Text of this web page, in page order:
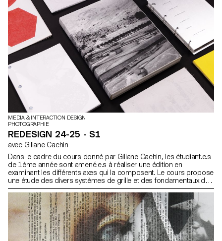
connaître en terme d’impression et de reliure seront passées en
revue à la fin du semestre, de façon à donner vie à l’objet
conceptualisé.
MEDIA & INTERACTION DESIGN
PHOTOGRAPHIE
REDESIGN 24-25 - S1
avec Giliane Cachin
Dans le cadre du cours donné par Giliane Cachin, les étudiant.e.s
de 1ème année sont amené.e.s à réaliser une édition en
examinant les différents axes qui la composent. Le cours propose
une étude des divers systèmes de grille et des fondamentaux de
la micro-typographie. Lors du semestre, les élèves rechercheront
la meilleure manière de structurer et d’agencer le contenu qu’ils
auront choisi (ou qui leur aura été attribué, en fonction des
données du semestre). Quelques règles indispensables à
connaître en terme d’impression et de reliure seront passées en
revue à la fin du semestre, de façon à donner vie à l’objet
conceptualisé.